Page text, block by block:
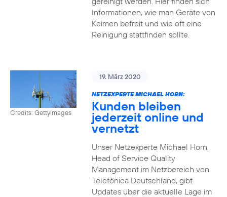
Informationen, wie man Geräte von
Keimen befreit und wie oft eine
Reinigung stattfinden sollte.
Credits: Gettyimages
19. März 2020
NETZEXPERTE MICHAEL HORN:
Kunden bleiben
jederzeit online und
vernetzt
Unser Netzexperte Michael Horn,
Head of Service Quality
Management im Netzbereich von
Telefónica Deutschland, gibt
Updates über die aktuelle Lage im